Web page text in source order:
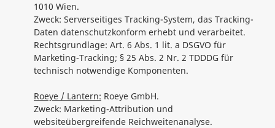
1010 Wien.
Zweck: Serverseitiges Tracking-System, das Tracking-
Daten datenschutzkonform erhebt und verarbeitet.
Rechtsgrundlage: Art. 6 Abs. 1 lit. a DSGVO für
Marketing-Tracking; § 25 Abs. 2 Nr. 2 TDDDG für
technisch notwendige Komponenten.
Roeye / Lantern: Roeye GmbH.
Zweck: Marketing-Attribution und
websiteübergreifende Reichweitenanalyse.